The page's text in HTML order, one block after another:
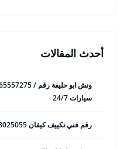
أحدث المقالات
سيارات 24/7
رقم فني تكييف كيفان 98025055 فني تكييف مركزي 24 ساعة